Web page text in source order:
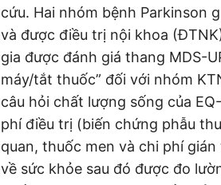
cứu. Hai nhóm bệnh Parkinson
và được điều trị nội khoa
gia được đánh giá thang MDS-
máy/tắt thuốc” đối với nhóm
câu hỏi chất lượng sống của
phí điều trị (biến chứng phẫu
quan, thuốc men và chi phí
về sức khỏe sau đó được đo